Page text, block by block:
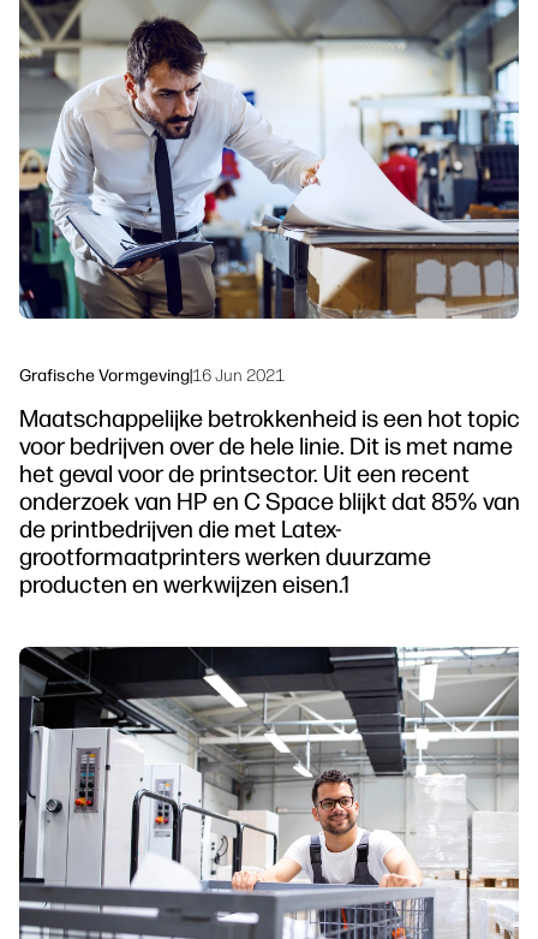
linkedInfacebook
twitteryoutube
Workflowoplossingen
Duurzaamheid
Grafische Vormgeving|16 Jun 2021
Maatschappelijke betrokkenheid is een hot topic
voor bedrijven over de hele linie. Dit is met name
het geval voor de printsector. Uit een recent
onderzoek van HP en C Space blijkt dat 85% van
de printbedrijven die met Latex-
grootformaatprinters werken duurzame
producten en werkwijzen eisen.1